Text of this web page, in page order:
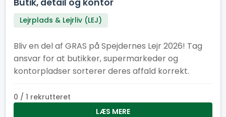
Butik, detail og kontor
Lejrplads & Lejrliv (LEJ)
Bliv en del af GRAS på Spejdernes Lejr 2026! Tag
ansvar for at butikker, supermarkeder og
kontorpladser sorterer deres affald korrekt.
0 / 1 rekrutteret
LÆS MERE